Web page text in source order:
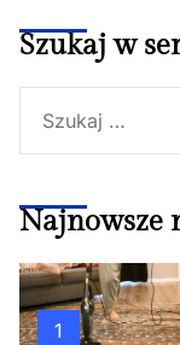
Szukaj w
Najnowsze
1